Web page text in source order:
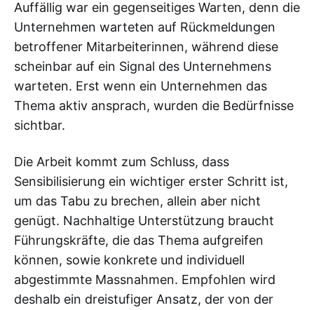
Auffällig war ein gegenseitiges Warten, denn die
Unternehmen warteten auf Rückmeldungen
betroffener Mitarbeiterinnen, während diese
scheinbar auf ein Signal des Unternehmens
warteten. Erst wenn ein Unternehmen das
Thema aktiv ansprach, wurden die Bedürfnisse
sichtbar.
Die Arbeit kommt zum Schluss, dass
Sensibilisierung ein wichtiger erster Schritt ist,
um das Tabu zu brechen, allein aber nicht
genügt. Nachhaltige Unterstützung braucht
Führungskräfte, die das Thema aufgreifen
können, sowie konkrete und individuell
abgestimmte Massnahmen. Empfohlen wird
deshalb ein dreistufiger Ansatz, der von der